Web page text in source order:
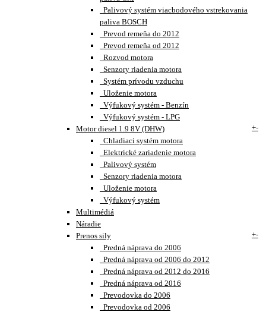
Palivový systém viacbodového vstrekovania
paliva BOSCH
Prevod remeňa do 2012
Prevod remeňa od 2012
Rozvod motora
Senzory riadenia motora
Systém prívodu vzduchu
Uloženie motora
Výfukový systém - Benzín
Výfukový systém - LPG
Motor diesel 1.9 8V (DHW)
+-
Chladiaci systém motora
Elektrické zariadenie motora
Palivový systém
Senzory riadenia motora
Uloženie motora
Výfukový systém
Multimédiá
Náradie
Prenos sily
+-
Predná náprava do 2006
Predná náprava od 2006 do 2012
Predná náprava od 2012 do 2016
Predná náprava od 2016
Prevodovka do 2006
Prevodovka od 2006